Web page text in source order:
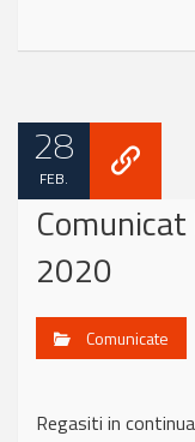
28
FEB.
2020
Comunicate
Regasiti in